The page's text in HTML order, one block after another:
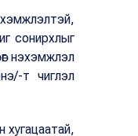
сонирхлыг
нэхэмжлэл
т чиглэл
хугацаатай,